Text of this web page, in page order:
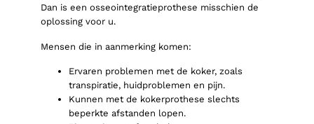
Dan is een osseointegratieprothese misschien de
oplossing voor u.
Mensen die in aanmerking komen:
Ervaren problemen met de koker, zoals
transpiratie, huidproblemen en pijn.
Kunnen met de kokerprothese slechts
beperkte afstanden lopen.